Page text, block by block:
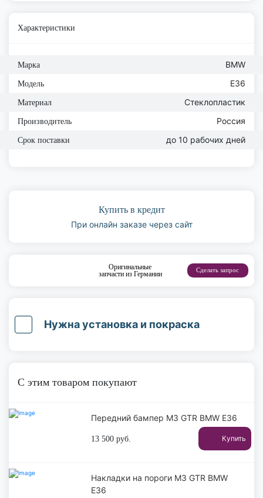
Характеристики
Марка BMW
Модель E36
Материал Стеклопластик
Производитель Россия
Срок поставки до 10 рабочих дней
Купить в кредит
При онлайн заказе через сайт
Оригинальные
запчасти из Германии
Сделать запрос
Нужна установка и покраска
С этим товаром покупают
Передний бампер M3 GTR BMW E36
13 500 руб. Купить
Накладки на пороги M3 GTR BMW
E36